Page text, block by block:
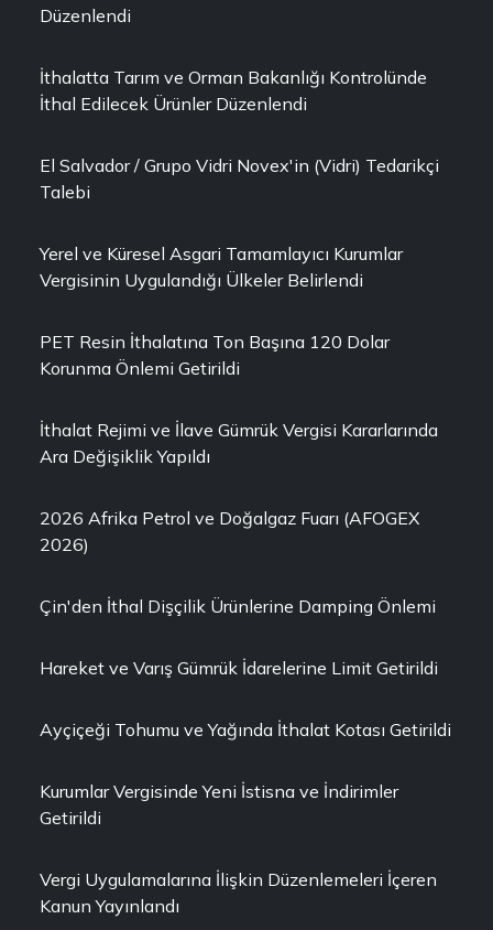
Düzenlendi
İthalatta Tarım ve Orman Bakanlığı Kontrolünde
İthal Edilecek Ürünler Düzenlendi
El Salvador / Grupo Vidri Novex'in (Vidri) Tedarikçi
Talebi
Yerel ve Küresel Asgari Tamamlayıcı Kurumlar
Vergisinin Uygulandığı Ülkeler Belirlendi
PET Resin İthalatına Ton Başına 120 Dolar
Korunma Önlemi Getirildi
İthalat Rejimi ve İlave Gümrük Vergisi Kararlarında
Ara Değişiklik Yapıldı
2026 Afrika Petrol ve Doğalgaz Fuarı (AFOGEX
2026)
Çin'den İthal Dişçilik Ürünlerine Damping Önlemi
Hareket ve Varış Gümrük İdarelerine Limit Getirildi
Ayçiçeği Tohumu ve Yağında İthalat Kotası Getirildi
Kurumlar Vergisinde Yeni İstisna ve İndirimler
Getirildi
Vergi Uygulamalarına İlişkin Düzenlemeleri İçeren
Kanun Yayınlandı